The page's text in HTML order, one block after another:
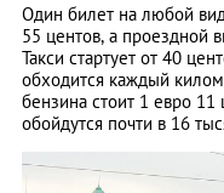
Один билет на любой
55 центов, а проездной
Такси стартует от 40
обходится каждый
бензина стоит 1 евро 11
обойдутся почти в 16